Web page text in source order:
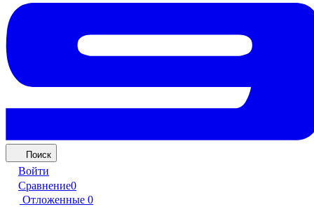
Поиск
Войти
Сравнение0
Отложенные 0